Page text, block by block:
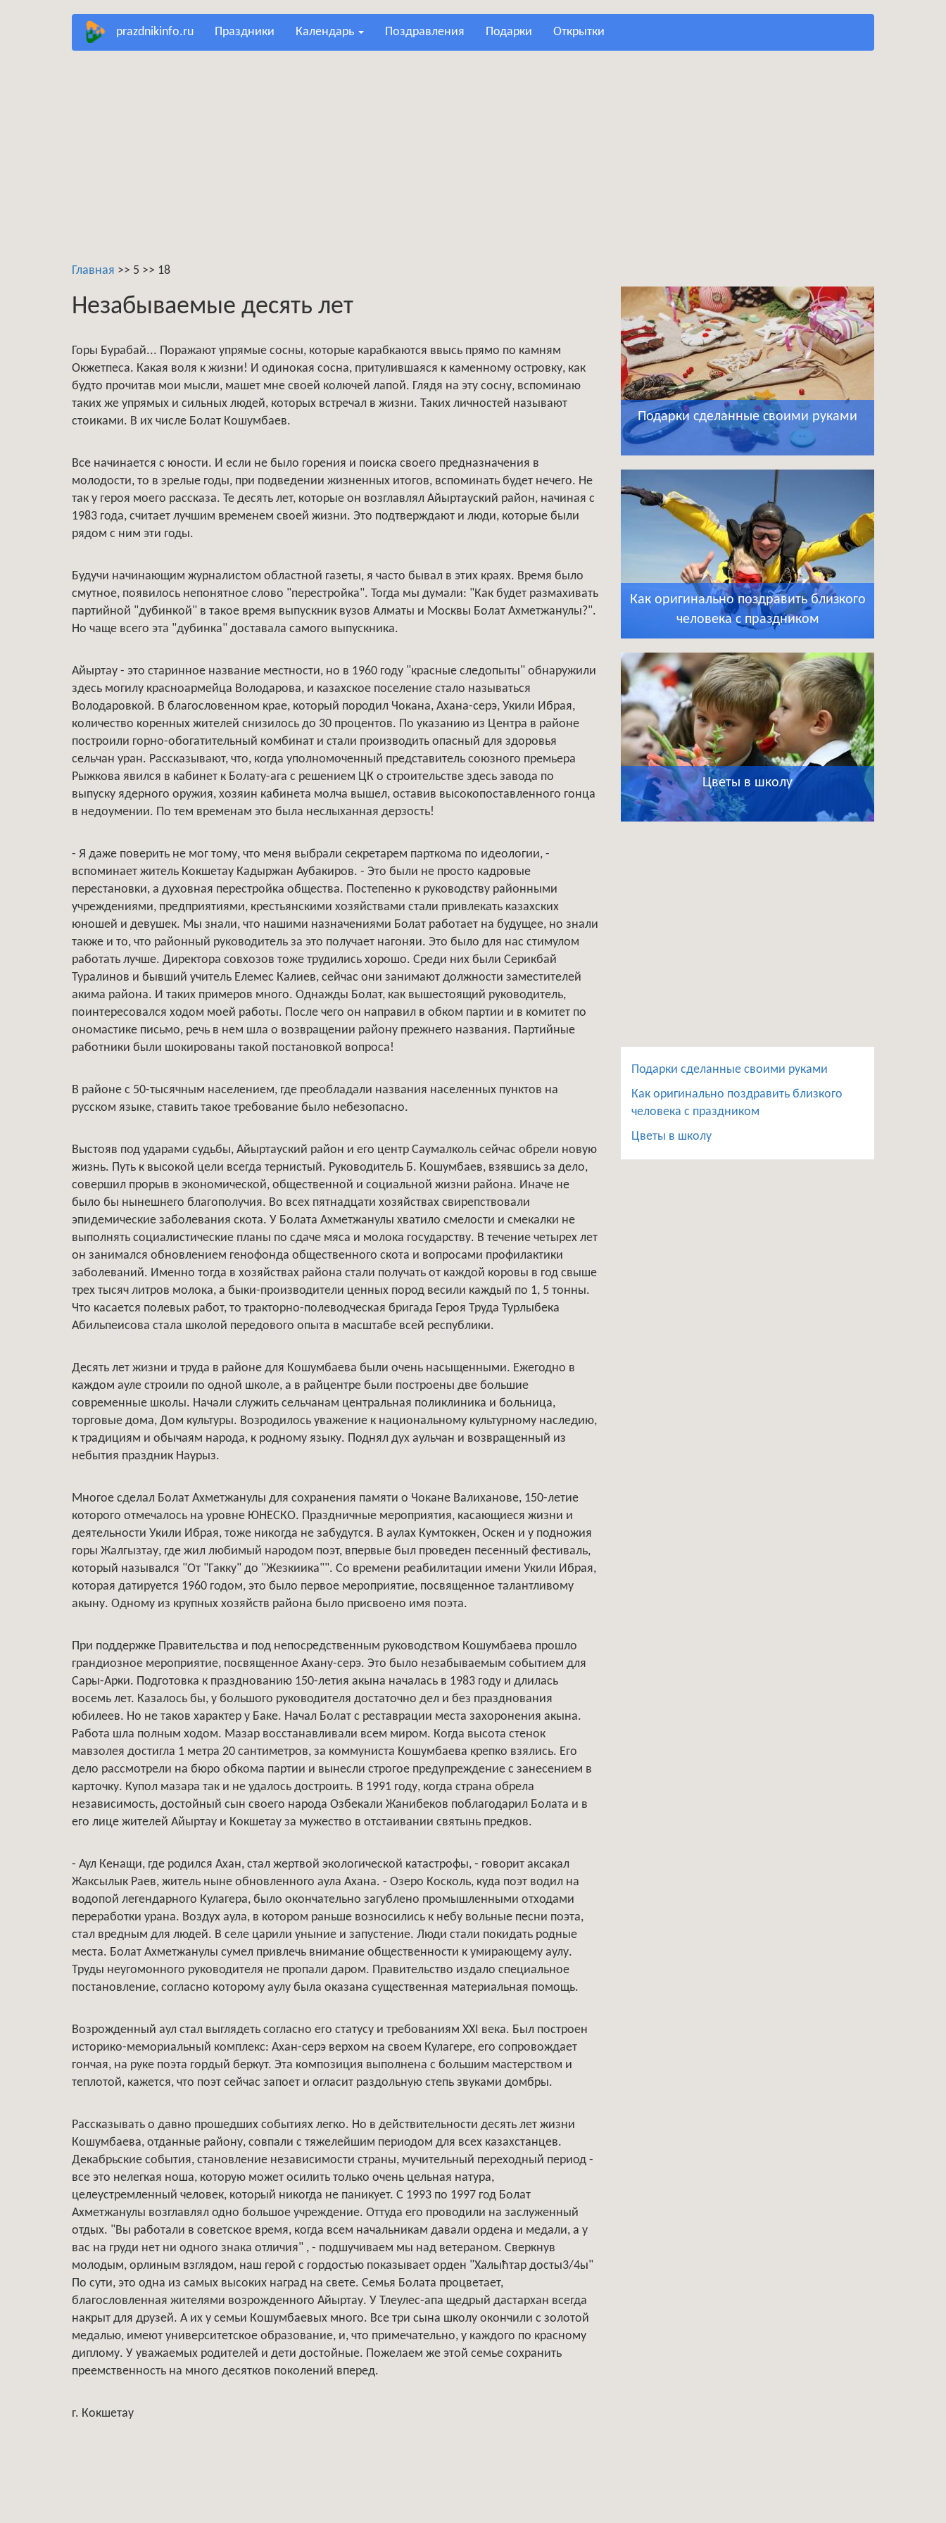
prazdnikinfo.ru праздники календарь поздравления подарки открытки
Главная >> 5 >> 18
Незабываемые десять лет
Горы Бурабай... Поражают упрямые сосны, которые карабкаются ввысь прямо по камням
Окжетпеса. Какая воля к жизни! И одинокая сосна, притулившаяся к каменному островку, как
будто прочитав мои мысли, машет мне своей колючей лапой. Глядя на эту сосну, вспоминаю
таких же упрямых и сильных людей, которых встречал в жизни. Таких личностей называют
стоиками. В их числе Болат Кошумбаев.
Все начинается с юности. И если не было горения и поиска своего предназначения в
молодости, то в зрелые годы, при подведении жизненных итогов, вспоминать будет нечего. Не
так у героя моего рассказа. Те десять лет, которые он возглавлял Айыртауский район, начиная с
1983 года, считает лучшим временем своей жизни. Это подтверждают и люди, которые были
рядом с ним эти годы.
Будучи начинающим журналистом областной газеты, я часто бывал в этих краях. Время было
смутное, появилось непонятное слово "перестройка". Тогда мы думали: "Как будет размахивать
партийной "дубинкой" в такое время выпускник вузов Алматы и Москвы Болат Ахметжанулы?".
Но чаще всего эта "дубинка" доставала самого выпускника.
Айыртау - это старинное название местности, но в 1960 году "красные следопыты" обнаружили
здесь могилу красноармейца Володарова, и казахское поселение стало называться
Володаровкой. В благословенном крае, который породил Чокана, Ахана-серэ, Укили Ибрая,
количество коренных жителей снизилось до 30 процентов. По указанию из Центра в районе
построили горно-обогатительный комбинат и стали производить опасный для здоровья
сельчан уран. Рассказывают, что, когда уполномоченный представитель союзного премьера
Рыжкова явился в кабинет к Болату-ага с решением ЦК о строительстве здесь завода по
выпуску ядерного оружия, хозяин кабинета молча вышел, оставив высокопоставленного гонца
в недоумении. По тем временам это была неслыханная дерзость!
- Я даже поверить не мог тому, что меня выбрали секретарем парткома по идеологии, -
вспоминает житель Кокшетау Кадыржан Аубакиров. - Это были не просто кадровые
перестановки, а духовная перестройка общества. Постепенно к руководству районными
учреждениями, предприятиями, крестьянскими хозяйствами стали привлекать казахских
юношей и девушек. Мы знали, что нашими назначениями Болат работает на будущее, но знали
также и то, что районный руководитель за это получает нагоняи. Это было для нас стимулом
работать лучше. Директора совхозов тоже трудились хорошо. Среди них были Серикбай
Туралинов и бывший учитель Елемес Калиев, сейчас они занимают должности заместителей
акима района. И таких примеров много. Однажды Болат, как вышестоящий руководитель,
поинтересовался ходом моей работы. После чего он направил в обком партии и в комитет по
ономастике письмо, речь в нем шла о возвращении району прежнего названия. Партийные
работники были шокированы такой постановкой вопроса!
В районе с 50-тысячным населением, где преобладали названия населенных пунктов на
русском языке, ставить такое требование было небезопасно.
Выстояв под ударами судьбы, Айыртауский район и его центр Саумалколь сейчас обрели новую
жизнь. Путь к высокой цели всегда тернистый. Руководитель Б. Кошумбаев, взявшись за дело,
совершил прорыв в экономической, общественной и социальной жизни района. Иначе не
было бы нынешнего благополучия. Во всех пятнадцати хозяйствах свирепствовали
эпидемические заболевания скота. У Болата Ахметжанулы хватило смелости и смекалки не
выполнять социалистические планы по сдаче мяса и молока государству. В течение четырех лет
он занимался обновлением генофонда общественного скота и вопросами профилактики
заболеваний. Именно тогда в хозяйствах района стали получать от каждой коровы в год свыше
трех тысяч литров молока, а быки-производители ценных пород весили каждый по 1, 5 тонны.
Что касается полевых работ, то тракторно-полеводческая бригада Героя Труда Турлыбека
Абильпеисова стала школой передового опыта в масштабе всей республики.
Десять лет жизни и труда в районе для Кошумбаева были очень насыщенными. Ежегодно в
каждом ауле строили по одной школе, а в райцентре были построены две большие
современные школы. Начали служить сельчанам центральная поликлиника и больница,
торговые дома, Дом культуры. Возродилось уважение к национальному культурному наследию,
к традициям и обычаям народа, к родному языку. Поднял дух аульчан и возвращенный из
небытия праздник Наурыз.
Многое сделал Болат Ахметжанулы для сохранения памяти о Чокане Валиханове, 150-летие
которого отмечалось на уровне ЮНЕСКО. Праздничные мероприятия, касающиеся жизни и
деятельности Укили Ибрая, тоже никогда не забудутся. В аулах Кумтоккен, Оскен и у подножия
горы Жалгызтау, где жил любимый народом поэт, впервые был проведен песенный фестиваль,
который назывался "От "Гакку" до "Жезкиика"". Со времени реабилитации имени Укили Ибрая,
которая датируется 1960 годом, это было первое мероприятие, посвященное талантливому
акыну. Одному из крупных хозяйств района было присвоено имя поэта.
При поддержке Правительства и под непосредственным руководством Кошумбаева прошло
грандиозное мероприятие, посвященное Ахану-серэ. Это было незабываемым событием для
Сары-Арки. Подготовка к празднованию 150-летия акына началась в 1983 году и длилась
восемь лет. Казалось бы, у большого руководителя достаточно дел и без празднования
юбилеев. Но не таков характер у Баке. Начал Болат с реставрации места захоронения акына.
Работа шла полным ходом. Мазар восстанавливали всем миром. Когда высота стенок
мавзолея достигла 1 метра 20 сантиметров, за коммуниста Кошумбаева крепко взялись. Его
дело рассмотрели на бюро обкома партии и вынесли строгое предупреждение с занесением в
карточку. Купол мазара так и не удалось достроить. В 1991 году, когда страна обрела
независимость, достойный сын своего народа Озбекали Жанибеков поблагодарил Болата и в
его лице жителей Айыртау и Кокшетау за мужество в отстаивании святынь предков.
- Аул Кенащи, где родился Ахан, стал жертвой экологической катастрофы, - говорит аксакал
Жаксылык Раев, житель ныне обновленного аула Ахана. - Озеро Косколь, куда поэт водил на
водопой легендарного Кулагера, было окончательно загублено промышленными отходами
переработки урана. Воздух аула, в котором раньше возносились к небу вольные песни поэта,
стал вредным для людей. В селе царили уныние и запустение. Люди стали покидать родные
места. Болат Ахметжанулы сумел привлечь внимание общественности к умирающему аулу.
Труды неугомонного руководителя не пропали даром. Правительство издало специальное
постановление, согласно которому аулу была оказана существенная материальная помощь.
Возрожденный аул стал выглядеть согласно его статусу и требованиям XXI века. Был построен
историко-мемориальный комплекс: Ахан-серэ верхом на своем Кулагере, его сопровождает
гончая, на руке поэта гордый беркут. Эта композиция выполнена с большим мастерством и
теплотой, кажется, что поэт сейчас запоет и огласит раздольную степь звуками домбры.
Рассказывать о давно прошедших событиях легко. Но в действительности десять лет жизни
Кошумбаева, отданные району, совпали с тяжелейшим периодом для всех казахстанцев.
Декабрьские события, становление независимости страны, мучительный переходный период -
все это нелегкая ноша, которую может осилить только очень цельная натура,
целеустремленный человек, который никогда не паникует. С 1993 по 1997 год Болат
Ахметжанулы возглавлял одно большое учреждение. Оттуда его проводили на заслуженный
отдых. "Вы работали в советское время, когда всем начальникам давали ордена и медали, а у
вас на груди нет ни одного знака отличия" , - подшучиваем мы над ветераном. Сверкнув
молодым, орлиным взглядом, наш герой с гордостью показывает орден "Халыћтар досты3/4ы"
По сути, это одна из самых высоких наград на свете. Семья Болата процветает,
благословленная жителями возрожденного Айыртау. У Тлеулес-апа щедрый дастархан всегда
накрыт для друзей. А их у семьи Кошумбаевых много. Все три сына школу окончили с золотой
медалью, имеют университетское образование, и, что примечательно, у каждого по красному
диплому. У уважаемых родителей и дети достойные. Пожелаем же этой семье сохранить
преемственность на много десятков поколений вперед.
г. Кокшетау
Подарки сделанные своими руками
Как оригинально поздравить близкого
человека с праздником
Цветы в школу
Подарки сделанные своими руками
Как оригинально поздравить близкого
человека с праздником
Цветы в школу